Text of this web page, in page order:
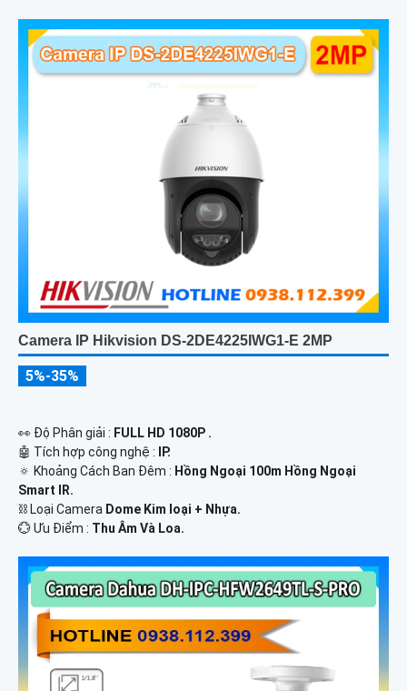
Camera IP Hikvision DS-2DE4225IWG1-E 2MP
5%-35%
️👀 Độ Phân giải : FULL HD 1080P .
🤖️ Tích hợp công nghệ :
IP.
🔅 Khoảng Cách Ban Đêm : Hồng Ngoại 100m Hồng Ngoại
Smart IR.
⛓ Loại Camera Dome Kim loại + Nhựa.
️💮 Ưu Điểm : Thu Âm Và Loa.